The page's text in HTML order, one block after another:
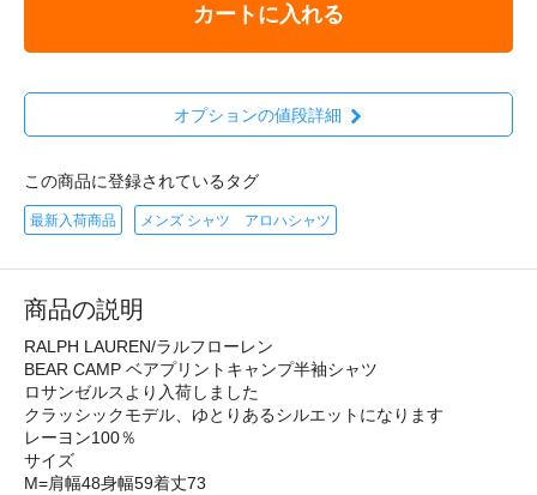
カートに入れる
オプションの値段詳細
この商品に登録されているタグ
最新入荷商品 メンズ シャツ アロハシャツ
商品の説明
RALPH LAUREN/ラルフローレン
BEAR CAMP ベアプリントキャンプ半袖シャツ
ロサンゼルスより入荷しました
クラッシックモデル、ゆとりあるシルエットになります
レーヨン100％
サイズ
M=肩幅48身幅59着丈73